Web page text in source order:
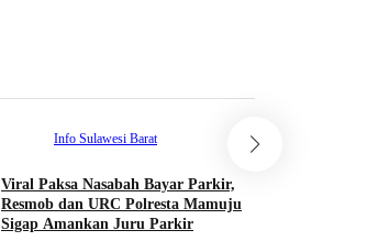
Info Sulawesi Barat
Viral Paksa Nasabah Bayar Parkir,
Resmob dan URC Polresta Mamuju
Sigap Amankan Juru Parkir